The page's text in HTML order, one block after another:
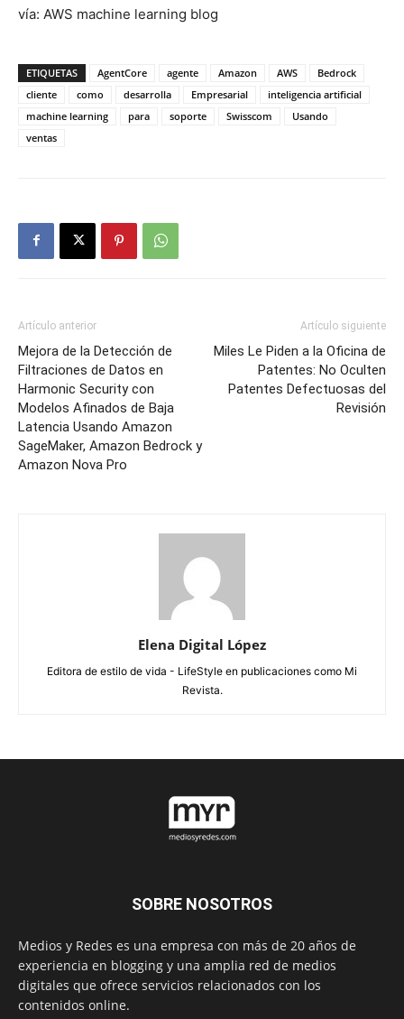
vía: AWS machine learning blog
ETIQUETAS AgentCore agente Amazon AWS
Bedrock
cliente
como desarrolla Empresarial
inteligencia artificial
machine learning
para soporte Swisscom
Usando
ventas
Artículo anterior
Mejora de la Detección de
Filtraciones de Datos en
Harmonic Security con
Modelos Afinados de Baja
Latencia Usando Amazon
SageMaker, Amazon Bedrock y
Amazon Nova Pro
Artículo siguiente
Miles Le Piden a la Oficina de
Patentes: No Oculten
Patentes Defectuosas del
Revisión
Elena Digital López
Editora de estilo de vida - LifeStyle en publicaciones como Mi
Revista.
SOBRE NOSOTROS
Medios y Redes es una empresa con más de 20 años de
experiencia en blogging y una amplia red de medios
digitales que ofrece servicios relacionados con los
contenidos online.